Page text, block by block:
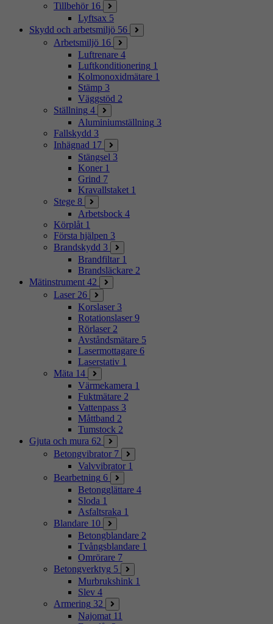
Tillbehör 16
Lyftsax 5
Skydd och arbetsmiljö 56
Arbetsmiljö 16
Luftrenare 4
Luftkonditionering 1
Kolmonoxidmätare 1
Stämp 3
Väggstöd 2
Ställning 4
Aluminiumställning 3
Fallskydd 3
Inhägnad 17
Stängsel 3
Koner 1
Grind 7
Kravallstaket 1
Stege 8
Arbetsbock 4
Körplåt 1
Första hjälpen 3
Brandskydd 3
Brandfiltar 1
Brandsläckare 2
Mätinstrument 42
Laser 26
Korslaser 3
Rotationslaser 9
Rörlaser 2
Avståndsmätare 5
Lasermottagare 6
Laserstativ 1
Mäta 14
Värmekamera 1
Fuktmätare 2
Vattenpass 3
Måttband 2
Tumstock 2
Gjuta och mura 62
Betongvibrator 7
Valvvibrator 1
Bearbetning 6
Betongglättare 4
Sloda 1
Asfaltsraka 1
Blandare 10
Betongblandare 2
Tvångsblandare 1
Omrörare 7
Betongverktyg 5
Murbrukshink 1
Slev 4
Armering 32
Najomat 11